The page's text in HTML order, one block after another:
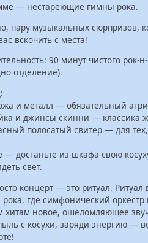
— нестареющие гимны рока.
пару музыкальных сюрпризов,
вскочить с места!
90 минут чистого
отделение).
и металл — обязательный
и джинсы скинни — классика
полосатый свитер — для
— достаньте из шкафа свою
свет.
концерт — это ритуал.
рока, где симфонический оркестр
хитам новое, ошеломляющее
с косухи, заряди энергию —